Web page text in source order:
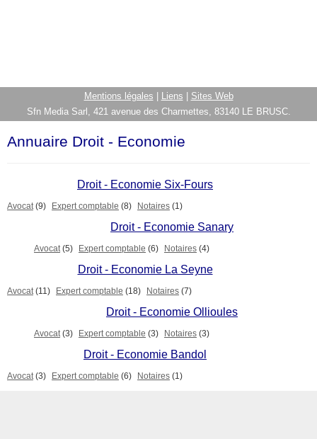
Mentions légales Liens
Sites Web
Sfn Media Sarl, 421 avenue des Charmettes, 83140 LE BRUSC.
Annuaire Droit - Economie
Droit - Economie Six-Fours
Avocat (9) Expert comptable (8) Notaires (1)
Droit - Economie Sanary
Avocat (5) Expert comptable (6) Notaires (4)
Droit - Economie La Seyne
Avocat (11) Expert comptable (18) Notaires (7)
Droit - Economie Ollioules
Avocat (3) Expert comptable (3) Notaires (3)
Droit - Economie Bandol
Avocat (3) Expert comptable (6) Notaires (1)